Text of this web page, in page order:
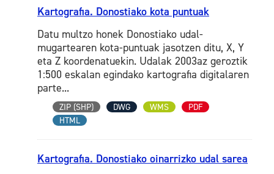
Kartografia. Donostiako kota puntuak
Datu multzo honek Donostiako udal-
mugartearen kota-puntuak jasotzen ditu, X, Y
eta Z koordenatuekin. Udalak 2003az geroztik
1:500 eskalan egindako kartografia digitalaren
parte...
ZIP (SHP) DWG WMS
PDF
HTML
Kartografia. Donostiako oinarrizko udal sarea